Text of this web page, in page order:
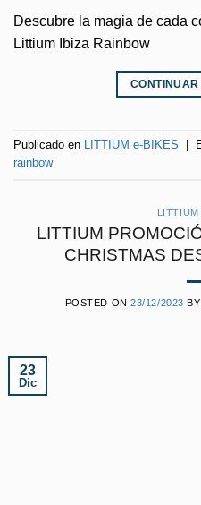
Descubre la magia de cada
Littium Ibiza Rainbow
Publicado en LITTIUM e-BIKES
rainbow
LITTIUM
CHRISTMAS
POSTED ON23/12/2023 BY
23
Dic